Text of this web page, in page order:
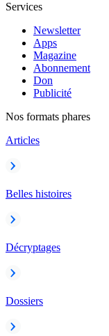
Services
Newsletter
Apps
Magazine
Abonnement
Don
Publicité
Nos formats phares
Articles
Belles histoires
Décryptages
Dossiers